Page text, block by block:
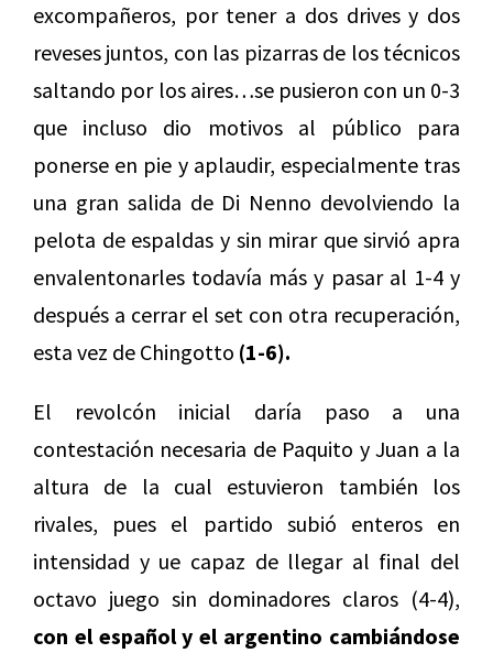
excompañeros, por tener a dos drives y dos
reveses juntos, con las pizarras de los técnicos
saltando por los aires…se pusieron con un 0-3
que incluso dio motivos al público para
ponerse en pie y aplaudir, especialmente tras
una gran salida de Di Nenno devolviendo la
pelota de espaldas y sin mirar que sirvió apra
envalentonarles todavía más y pasar al 1-4 y
después a cerrar el set con otra recuperación,
esta vez de Chingotto (1-6).
El revolcón inicial daría paso a una
contestación necesaria de Paquito y Juan a la
altura de la cual estuvieron también los
rivales, pues el partido subió enteros en
intensidad y ue capaz de llegar al final del
octavo juego sin dominadores claros (4-4),
con el español y el argentino cambiándose